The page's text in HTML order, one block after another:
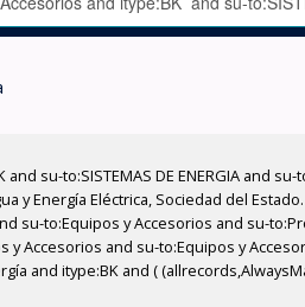
su-to:SISTEMAS DE ENERGIA and
Energía Eléctrica, Sociedad del
su-to:Equipos y Accesorios and su-
y Accesorios and su-to:Equipos y
and itype:BK and (